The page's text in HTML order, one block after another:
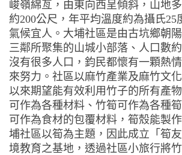
峻嶺綿亙，由東向西呈傾斜，山地
約200公尺，年平均溫度約為攝氏25
氣候宜人。大埔社區是由古坑鄉朝
三鄰所聚集的山城小部落、人口數
沒有很多人口，鈞民都懷有一顆熱
來努力。社區以麻竹產業及麻竹文
以來期望能有效利用竹子的所有產
可作為各種材料、竹筍可作為各種
可作為食材的包覆材料，筍殼能製
埔社區以筍為主題，因此成立「筍
境教育之基地，透過社區小旅行將